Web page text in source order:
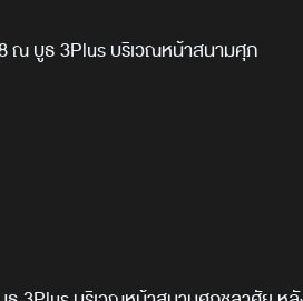
ณ บูธ 3Plusบริเวณหน้าสนามศุภ